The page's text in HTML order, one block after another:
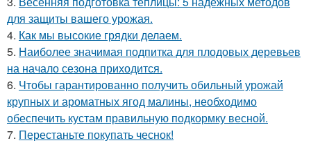
для защиты вашего урожая.
4. Как мы высокие грядки делаем.
5. Наиболее значимая подпитка для плодовых деревьев
на начало сезона приходится.
6. Чтобы гарантированно получить обильный урожай
крупных и ароматных ягод малины, необходимо
обеспечить кустам правильную подкормку весной.
7. Перестаньте покупать чеснок!